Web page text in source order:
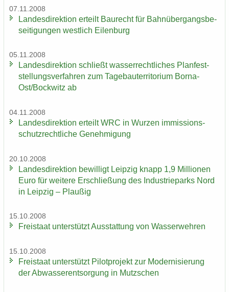
07.11.2008
Lan­des­di­rek­ti­on er­teilt Bau­recht für Bahn­über­gangs­be­
sei­ti­gun­gen west­lich Ei­len­burg
05.11.2008
Lan­des­di­rek­ti­on schließt was­ser­recht­li­ches Plan­fest­
stel­lungs­ver­fah­ren zum Ta­ge­bau­ter­ri­to­ri­um Borna-​
Ost/Bock­witz ab
04.11.2008
Lan­des­di­rek­ti­on er­teilt WRC in Wur­zen im­mis­si­ons­
schutz­recht­li­che Ge­neh­mi­gung
20.10.2008
Lan­des­di­rek­ti­on be­wil­ligt Leip­zig knapp 1,9 Mil­lio­nen
Euro für wei­te­re Er­schlie­ßung des In­dus­trie­parks Nord
in Leip­zig – Plau­ßig
15.10.2008
Frei­staat un­ter­stützt Aus­stat­tung von Was­ser­weh­ren
15.10.2008
Frei­staat un­ter­stützt Pi­lot­pro­jekt zur Mo­der­ni­sie­rung
der Ab­was­ser­ent­sor­gung in Mutz­schen